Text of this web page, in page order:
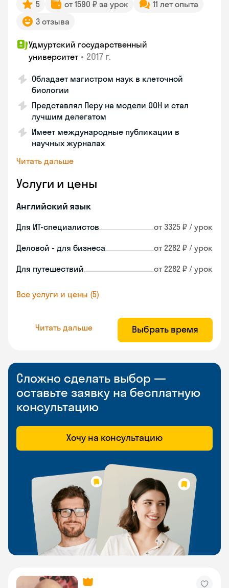
5 от 1590 ₽ за урок
11 лет опыта
3 отзыва
Удмуртский государственный
университет • 2017 г.
Обладает магистром наук в клеточной
биологии
Представлял Перу на модели ООН и стал
лучшим делегатом
Имеет международные публикации в
научных журналах
Читать дальше
Услуги и цены
Английский язык
Для ИТ-специалистов от 3325 ₽ / урок
Деловой - для бизнеса от 2282 ₽ / урок
Для путешествий от 2282 ₽ / урок
Все услуги и цены (5)
Читать дальше Выбрать время
Сложно сделать выбор —
оставьте заявку на бесплатную
консультацию
Хочу на консультацию